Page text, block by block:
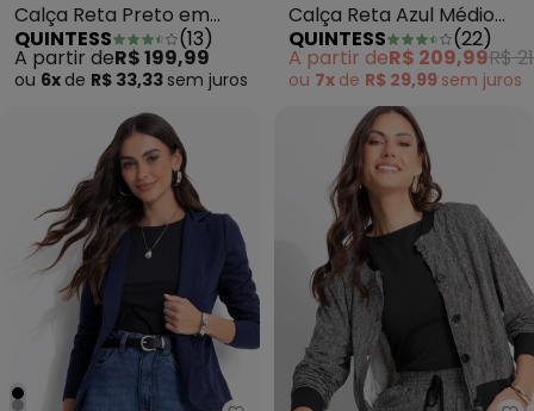
Calça Reta Preto em
Jeans
QUINTESS (13)
A partir deR$ 199,99
ou 6x de R$ 33,33 sem juros
Calça Reta Azul Médio
em Jeans
QUINTESS (22)
A partir deR$ 209,99R$
ou 7x de R$ 29,99 sem juros